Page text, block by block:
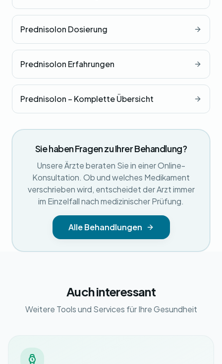
Prednisolon Dosierung
Prednisolon Erfahrungen
Prednisolon – Komplette Übersicht
Sie haben Fragen zu Ihrer Behandlung?
Unsere Ärzte beraten Sie in einer Online-
Konsultation. Ob und welches Medikament
verschrieben wird, entscheidet der Arzt immer
im Einzelfall nach medizinischer Prüfung.
Alle Behandlungen
Auch interessant
Weitere Tools und Services für Ihre Gesundheit